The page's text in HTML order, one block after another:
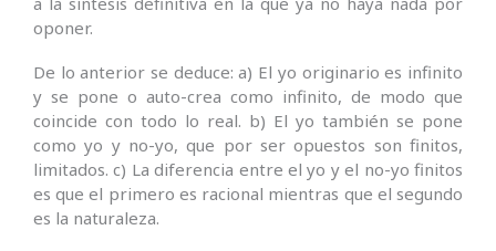
oponer.
De lo anterior se deduce: a) El yo originario es infinito
y se pone o auto-crea como infinito, de modo que
coincide con todo lo real. b) El yo también se pone
como yo y no-yo, que por ser opuestos son finitos,
limitados. c) La diferencia entre el yo y el no-yo finitos
es que el primero es racional mientras que el segundo
es la naturaleza.